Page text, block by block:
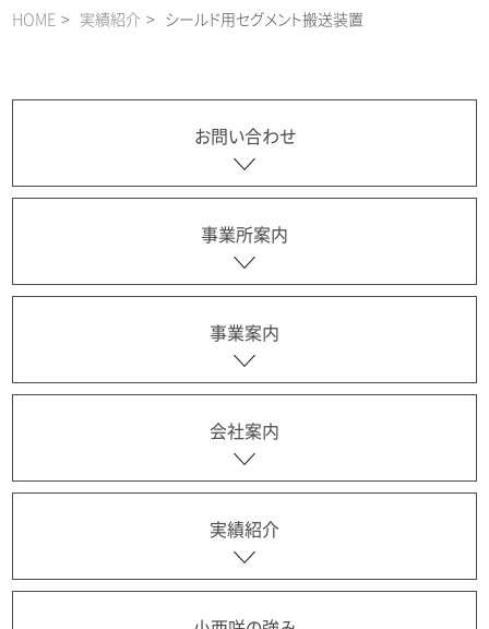
HOME 実績紹介 シールド用セグメント搬送装置
お問い合わせ
事業所案内
事業案内
会社案内
実績紹介